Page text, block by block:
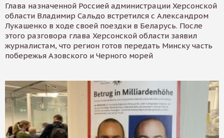
Глава назначенной Россией администрации Херсонской
области Владимир Сальдо встретился с Александром
Лукашенко в ходе своей поездки в Беларусь. После
этого разговора глава Херсонской области заявил
журналистам, что регион готов передать Минску часть
побережья Азовского и Черного морей